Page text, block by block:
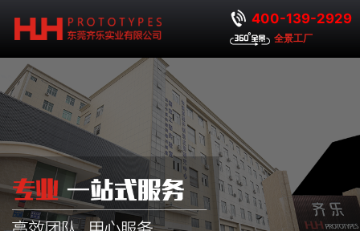
400-139-2929
全景工厂